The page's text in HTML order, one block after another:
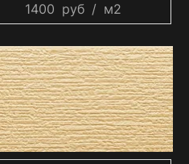
1400 руб / м2